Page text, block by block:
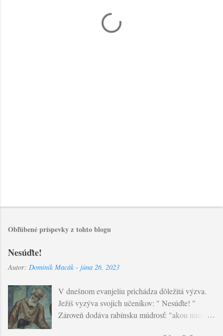
Obľúbené príspevky z tohto blogu
Nesúďte!
Autor: Dominik Macák - júna 26, 2023
V dnešnom evanjeliu prichádza dôležitá výzva.
Ježiš vyzýva svojich učeníkov: " Nesúďte! "
Zároveň dodáva rabínsku múdrosť: "akou mierou